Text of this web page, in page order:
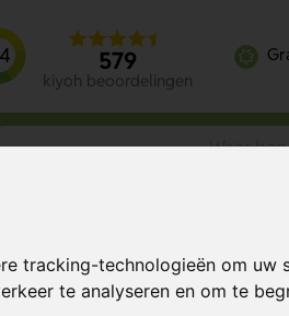
tracking-technologieën om
te analyseren en om te
579
kiyoh beoordelingen